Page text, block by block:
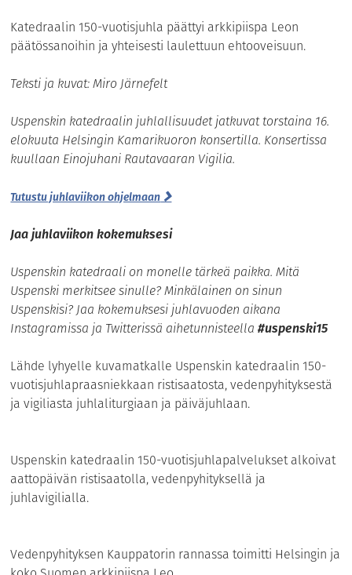
Katedraalin 150-vuotisjuhla päättyi arkkipiispa Leon
päätössanoihin ja yhteisesti laulettuun ehtooveisuun.
Teksti ja kuvat: Miro Järnefelt
Uspenskin katedraalin juhlallisuudet jatkuvat torstaina 16.
elokuuta Helsingin Kamarikuoron konsertilla. Konsertissa
kuullaan Einojuhani Rautavaaran Vigilia.
Tutustu juhlaviikon ohjelmaan
Jaa juhlaviikon kokemuksesi
Uspenskin katedraali on monelle tärkeä paikka. Mitä
Uspenski merkitsee sinulle? Minkälainen on sinun
Uspenskisi? Jaa kokemuksesi juhlavuoden aikana
Instagramissa ja Twitterissä aihetunnisteella#uspenski15
Lähde lyhyelle kuvamatkalle Uspenskin katedraalin 150-
vuotisjuhlapraasniekkaan ristisaatosta, vedenpyhityksestä
ja vigiliasta juhlaliturgiaan ja päiväjuhlaan.
Uspenskin katedraalin 150-vuotisjuhlapalvelukset alkoivat
aattopäivän ristisaatolla, vedenpyhityksellä ja
juhlavigilialla.
Vedenpyhityksen Kauppatorin rannassa toimitti Helsingin ja